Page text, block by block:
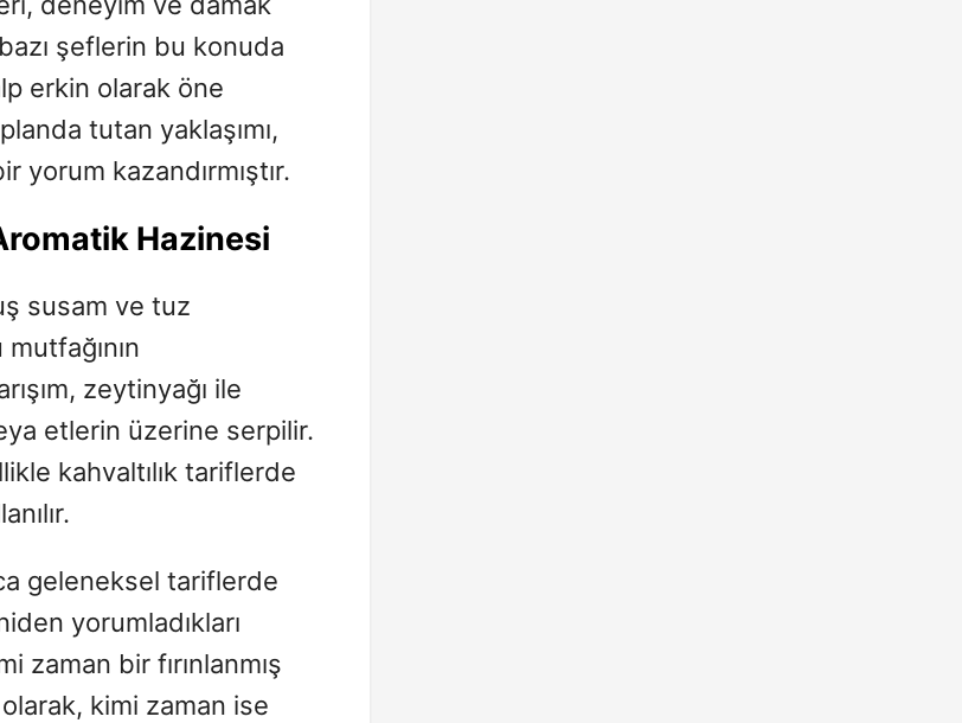
şeflerin bu konuda
erkin olarak öne
tutan yaklaşımı,
yorum kazandırmıştır.
Hazinesi
susam ve tuz
zeytinyağı ile
etlerin üzerine serpilir.
kahvaltılık tariflerde
geleneksel tariflerde
yorumladıkları
zaman bir fırınlanmış
kimi zaman ise